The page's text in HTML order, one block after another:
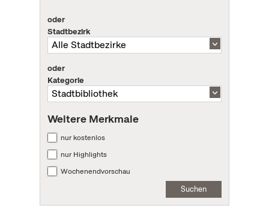
oder
Stadtbezirk
oder
Kategorie
Weitere Merkmale
nur kostenlos
nur Highlights
Wochenendvorschau
Suchen